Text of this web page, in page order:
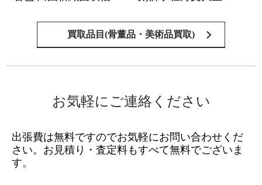
買取品目(骨董品・美術品買取)
お気軽にご連絡ください
出張費は無料ですのでお気軽にお問い合わせくだ
さい。 お見積り・査定料もすべて無料でございま
す。